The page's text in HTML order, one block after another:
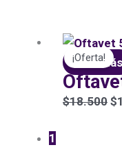
¡Oferta!
Leer más
$18.500
El
$
1